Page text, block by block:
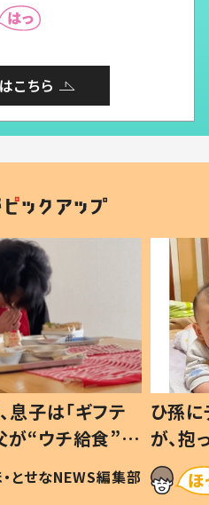
こちら
息子は「ギフテ
が“ウチ給食”を
とは #令和の親
とせなNEWS編集部
ひ孫
が、
「涙が
い」